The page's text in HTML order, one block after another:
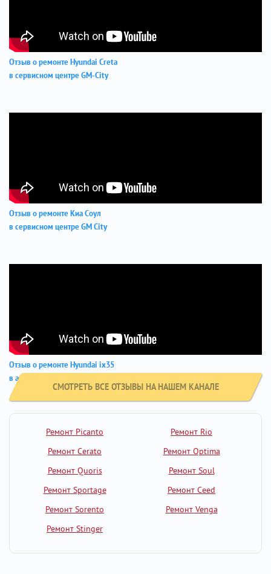
Отзыв о ремонте Hyundai Creta
в сервисном центре GM-City
Отзыв о ремонте Киа Соул
в сервисном центре GM City
Отзыв о ремонте Hyundai ix35
в автосервисе GM-City
СМОТРЕТЬ ВСЕ ОТЗЫВЫ НА НАШЕМ КАНАЛЕ
Ремонт Picanto
Ремонт Rio
Ремонт Cerato
Ремонт Optima
Ремонт Quoris
Ремонт Soul
Ремонт Sportage
Ремонт Ceed
Ремонт Sorento
Ремонт Venga
Ремонт Stinger